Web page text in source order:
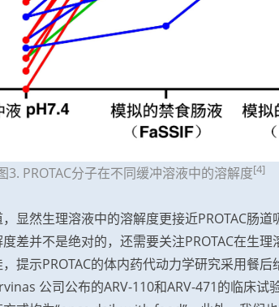
3. PROTAC分子在不同缓冲溶液中的溶解度[4]
显然生理溶液中的溶解度更接近PROTAC肠
差并不是绝对的，还需要关注PROTAC在生
提示PROTAC的体内药代动力学研究采用餐
公司公布的ARV-110和ARV-471的临床试